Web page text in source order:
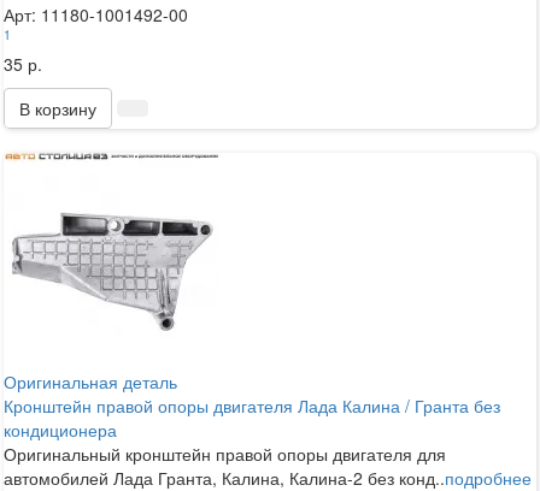
Арт: 11180-1001492-00
1
35 р.
В корзину
Оригинальная деталь
Кронштейн правой опоры двигателя Лада Калина / Гранта без
кондиционера
Оригинальный кронштейн правой опоры двигателя для
автомобилей Лада Гранта, Калина, Калина-2 без конд..подробнее